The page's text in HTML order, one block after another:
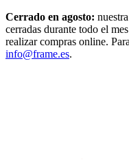
Cerrado en agosto:
cerradas durante todo el
realizar compras online.
info@frame.es.